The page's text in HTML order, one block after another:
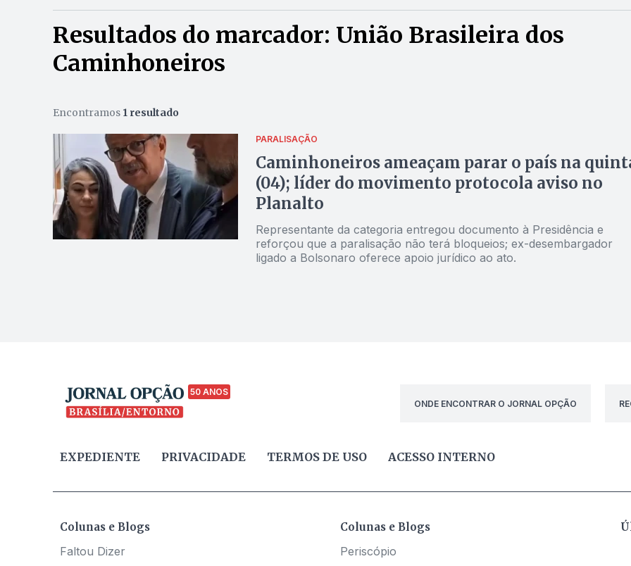
Resultados do marcador: União Brasileira dos
Caminhoneiros
Encontramos 1 resultado
PARALISAÇÃO
Caminhoneiros ameaçam parar o país na
(04); líder do movimento protocola aviso no
Planalto
Representante da categoria entregou documento à Presidência e
reforçou que a paralisação não terá bloqueios; ex-desembargador
ligado a Bolsonaro oferece apoio jurídico ao ato.
50 ANOS
ONDE ENCONTRAR O JORNAL OPÇÃO
EXPEDIENTE PRIVACIDADE TERMOS DE USO ACESSO INTERNO
Colunas e Blogs
Faltou Dizer
Colunas e Blogs
Periscópio